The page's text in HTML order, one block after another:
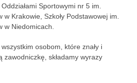
Sportowymi nr 5 im.
w Krakowie, Szkoły Podstawowej im.
w Niedomicach​.
osobom, które znały i
zawodniczkę, składamy wyrazy